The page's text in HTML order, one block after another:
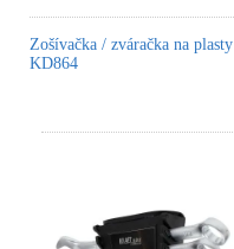
Zošívačka / zváračka na plasty
KD864